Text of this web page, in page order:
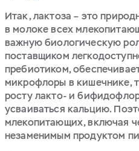
Итак, лактоза – это
в молоке всех
важную биологическую
поставщиком
пребиотиком,
микрофлоры в кишечнике,
росту лакто- и
усваиваться кальцию.
млекопитающих, включая
незаменимым продуктом